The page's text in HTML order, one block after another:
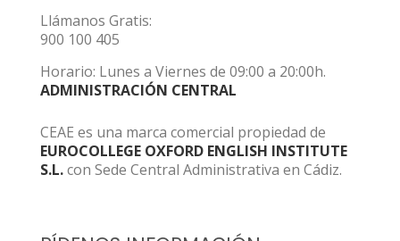
Llámanos Gratis:
900 100 405
Horario: Lunes a Viernes de 09:00 a 20:00h.
ADMINISTRACIÓN CENTRAL
CEAE es una marca comercial propiedad de
EUROCOLLEGE OXFORD ENGLISH INSTITUTE
S.L.con Sede Central Administrativa en Cádiz.